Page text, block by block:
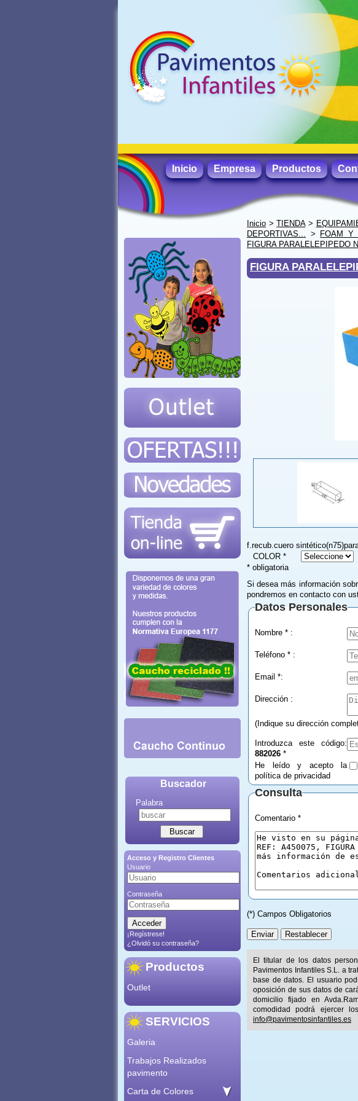
Inicio Empresa Productos
Buscador
Palabra
Acceso y Registro Clientes
Usuario
Contraseña
¡Regístrese!
¿Olvidó su contraseña?
Productos
Outlet
SERVICIOS
Galeria
Trabajos Realizados
pavimento
Carta de Colores
Inicio >TIENDA>
DEPORTIVAS... > FOAM Y
FIGURA PARALELEPIPEDO
FIGURA
f.recub.cuero
COLOR *
* obligatoria
Si desea más información
pondremos en contacto con
Datos Personales
Nombre * :
Teléfono * :
Email *:
Dirección :
(Indique su dirección
Introduzca este código:
882026 *
He leído y acepto la
política de privacidad
Consulta
Comentario *
(*) Campos Obligatorios
El titular de los datos
Pavimentos Infantiles S.L. a
base de datos. El usuario
oposición de sus datos de
domicilio fijado en
comodidad podrá ejercer
info@pavimentosinfantiles.es